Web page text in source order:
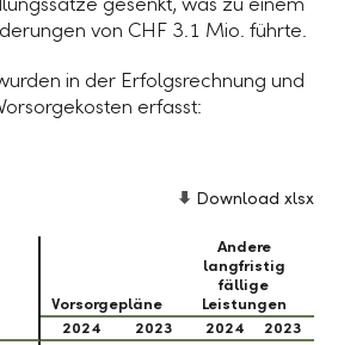
von CHF 3.1 Mio. führte.
in der Erfolgsrechnung und
erfasst:
Download xlsx
Vorsorgepläne
Andere
langfristig
fällige
Leistungen
2024 2023 2024 2023